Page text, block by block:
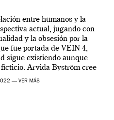
entre humanos y la
actual, jugando con
y la obsesión por la
fue portada de VEIN 4,
sigue existiendo aunque
Arvida Byström cree
un complejo […]
— VER MÁS